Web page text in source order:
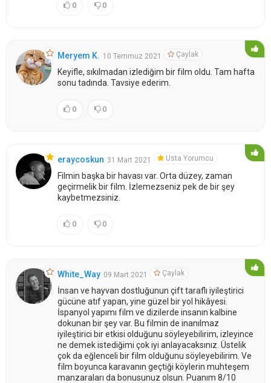
0 0
Meryem K. 10 Temmuz 2021 Çaylak
Keyifle, sıkılmadan izlediğim bir film oldu. Tam hafta
sonu tadında. Tavsiye ederim.
0 0
eraycoskun 31 Mart 2021 Usta Yorumcu
Filmin başka bir havası var. Orta düzey, zaman
geçirmelik bir film. İzlemezseniz pek de bir şey
kaybetmezsiniz.
0 0
White_Way 09 Mart 2021 Çaylak
İnsan ve hayvan dostluğunun çift taraflı iyileştirici
gücüne atıf yapan, yine güzel bir yol hikâyesi.
İspanyol yapımı film ve dizilerde insanın kalbine
dokunan bir şey var. Bu filmin de inanılmaz
iyileştirici bir etkisi olduğunu söyleyebilirim, izleyince
ne demek istediğimi çok iyi anlayacaksınız. Üstelik
çok da eğlenceli bir film olduğunu söyleyebilirim. Ve
film boyunca karavanın geçtiği köylerin muhteşem
manzaraları da bonusunuz olsun. Puanım 8/10